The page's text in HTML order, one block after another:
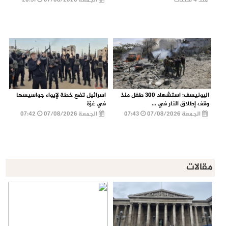
اليونيسف: استشهاد 300 طفل منذ
وقف إطلاق النار في ...
الجمعة 07/08/2026
اسرائيل تضع خطة لإيواء جواسيسها
في غزة
الجمعة 07/08/2026
مقالات